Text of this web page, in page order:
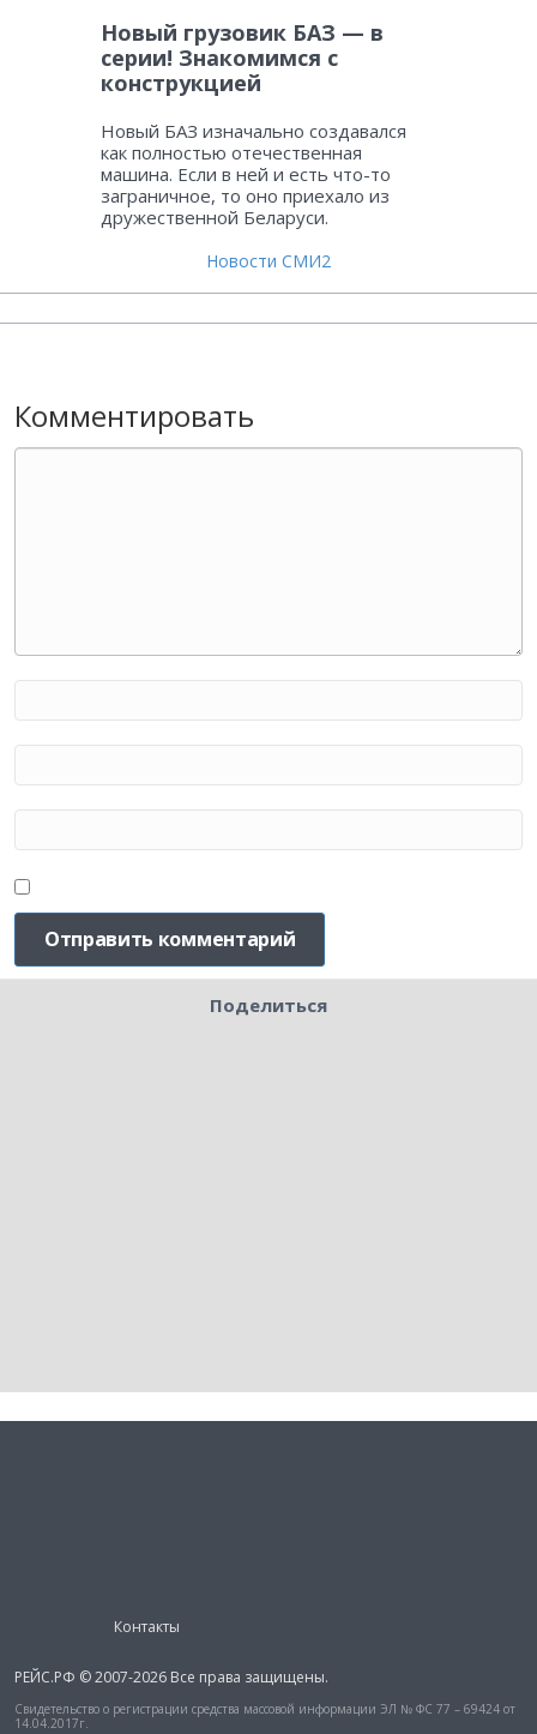
Новый грузовик БАЗ — в
серии! Знакомимся с
конструкцией
Новый БАЗ изначально создавался
как полностью отечественная
машина. Если в ней и есть что-то
заграничное, то оно приехало из
дружественной Беларуси.
Новости СМИ2
Комментировать
Поделиться
Контакты
РЕЙС.РФ © 2007-2026 Все права защищены.
Свидетельство о регистрации средства массовой информации ЭЛ № ФС 77 – 69424 от
14.04.2017г.